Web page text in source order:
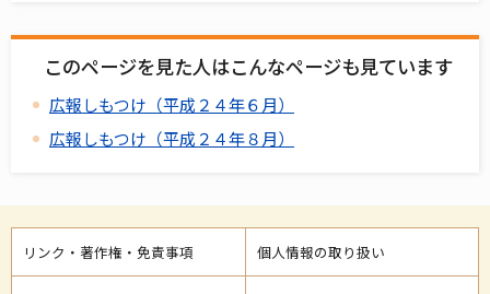
このページを見た人はこんなページも見ています
広報しもつけ（平成２４年６月）
広報しもつけ（平成２４年８月）
リンク・著作権・免責事項 個人情報の取り扱い